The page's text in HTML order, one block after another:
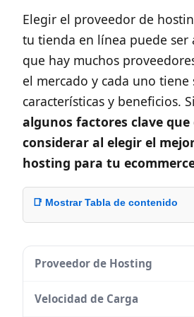
Elegir el proveedor de
tu tienda en línea puede ser
que hay muchos
el mercado y cada uno tiene
características y beneficios.
algunos factores clave que
considerar al elegir el
hosting para tu
📑 Mostrar Tabla de contenido